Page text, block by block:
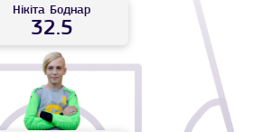
Нікіта Боднар
32.5